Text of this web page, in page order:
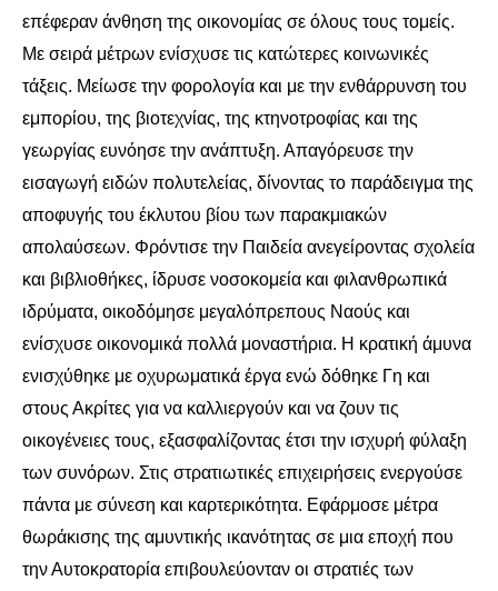
επέφεραν άνθηση της οικονομίας σε όλους τους τομείς.
Με σειρά μέτρων ενίσχυσε τις κατώτερες κοινωνικές
τάξεις. Μείωσε την φορολογία και με την ενθάρρυνση του
εμπορίου, της βιοτεχνίας, της κτηνοτροφίας και της
γεωργίας ευνόησε την ανάπτυξη. Απαγόρευσε την
εισαγωγή ειδών πολυτελείας, δίνοντας το παράδειγμα της
αποφυγής του έκλυτου βίου των παρακμιακών
απολαύσεων. Φρόντισε την Παιδεία ανεγείροντας σχολεία
και βιβλιοθήκες, ίδρυσε νοσοκομεία και φιλανθρωπικά
ιδρύματα, οικοδόμησε μεγαλόπρεπους Ναούς και
ενίσχυσε οικονομικά πολλά μοναστήρια. Η κρατική άμυνα
ενισχύθηκε με οχυρωματικά έργα ενώ δόθηκε Γη και
στους Ακρίτες για να καλλιεργούν και να ζουν τις
οικογένειες τους, εξασφαλίζοντας έτσι την ισχυρή φύλαξη
των συνόρων. Στις στρατιωτικές επιχειρήσεις ενεργούσε
πάντα με σύνεση και καρτερικότητα. Εφάρμοσε μέτρα
θωράκισης της αμυντικής ικανότητας σε μια εποχή που
την Αυτοκρατορία επιβουλεύονταν οι στρατιές των